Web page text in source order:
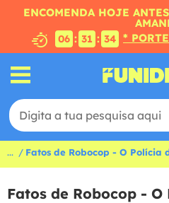
ENCOMENDA HOJE
06 : 31 : 34 *
... Fatos de Robocop - O Polícia
Fatos de Robocop -